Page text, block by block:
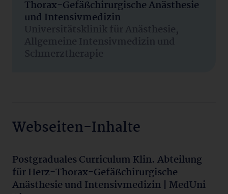
Thorax-Gefäßchirurgische Anästhesie
und Intensivmedizin
Universitätsklinik für Anästhesie,
Allgemeine Intensivmedizin und
Schmerztherapie
Webseiten-Inhalte
Postgraduales Curriculum Klin. Abteilung
für Herz-Thorax-Gefäßchirurgische
Anästhesie und Intensivmedizin | MedUni